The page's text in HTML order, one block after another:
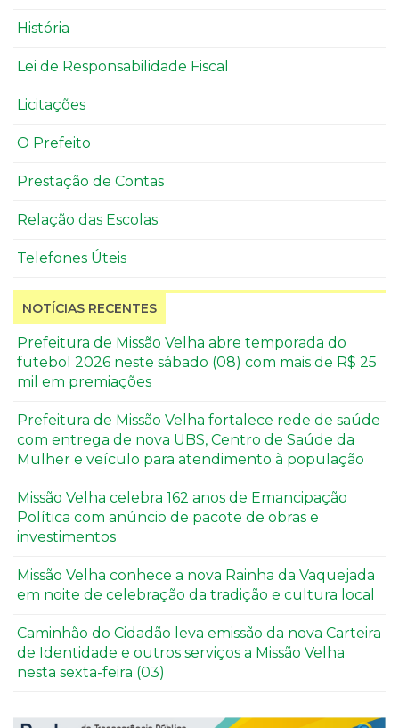
História
Lei de Responsabilidade Fiscal
Licitações
O Prefeito
Prestação de Contas
Relação das Escolas
Telefones Úteis
NOTÍCIAS RECENTES
Prefeitura de Missão Velha abre temporada do
futebol 2026 neste sábado (08) com mais de R$ 25
mil em premiações
Prefeitura de Missão Velha fortalece rede de saúde
com entrega de nova UBS, Centro de Saúde da
Mulher e veículo para atendimento à população
Missão Velha celebra 162 anos de Emancipação
Política com anúncio de pacote de obras e
investimentos
Missão Velha conhece a nova Rainha da Vaquejada
em noite de celebração da tradição e cultura local
Caminhão do Cidadão leva emissão da nova Carteira
de Identidade e outros serviços a Missão Velha
nesta sexta-feira (03)